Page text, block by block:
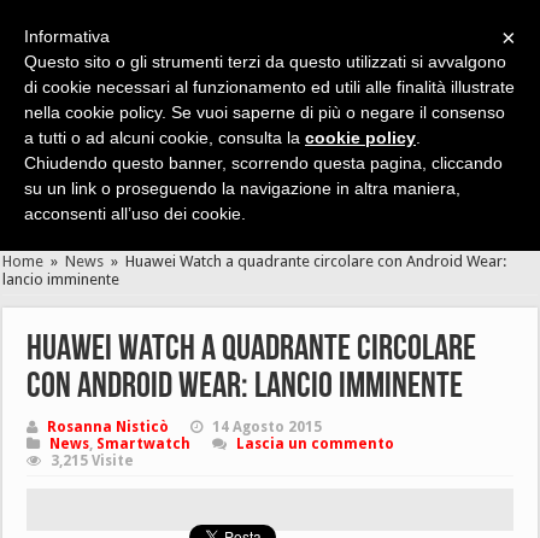
Cerca velocemente news, recensioni, guide, app, giochi ...
Home » News » Huawei Watch a quadrante circolare con Android Wear:
lancio imminente
Huawei Watch a quadrante circolare
con Android Wear: lancio imminente
Rosanna Nisticò
14 Agosto 2015
News, Smartwatch
Lascia un commento
3,215 Visite
×
Informativa
Questo sito o gli strumenti terzi da questo utilizzati si avvalgono
di cookie necessari al funzionamento ed utili alle finalità illustrate
nella cookie policy. Se vuoi saperne di più o negare il consenso
a tutti o ad alcuni cookie, consulta la cookie policy
Chiudendo questo banner, scorrendo questa pagina, cliccando
su un link o proseguendo la navigazione in altra maniera,
acconsenti all’uso dei cookie.